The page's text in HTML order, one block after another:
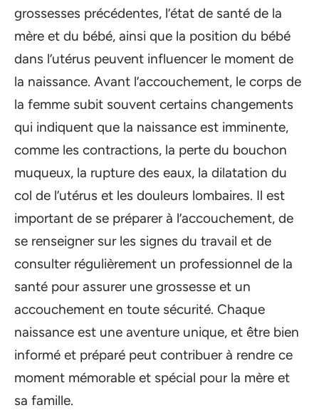
grossesses précédentes, l’état de santé de la
mère et du bébé, ainsi que la position du bébé
dans l’utérus peuvent influencer le moment de
la naissance. Avant l’accouchement, le corps de
la femme subit souvent certains changements
qui indiquent que la naissance est imminente,
comme les contractions, la perte du bouchon
muqueux, la rupture des eaux, la dilatation du
col de l’utérus et les douleurs lombaires. Il est
important de se préparer à l’accouchement, de
se renseigner sur les signes du travail et de
consulter régulièrement un professionnel de la
santé pour assurer une grossesse et un
accouchement en toute sécurité. Chaque
naissance est une aventure unique, et être bien
informé et préparé peut contribuer à rendre ce
moment mémorable et spécial pour la mère et
sa famille.